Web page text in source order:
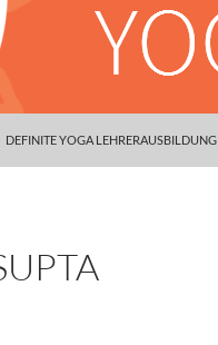
DEFINITE YOGA LEHRERAUSBILDUNG